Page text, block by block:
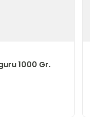
1000 Gr.